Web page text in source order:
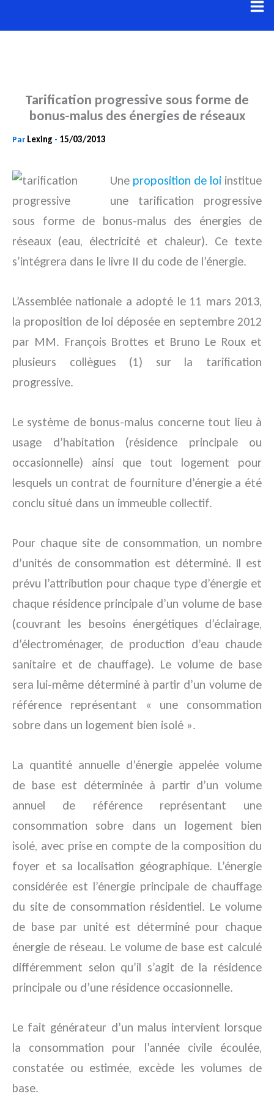
au
Tarification progressive sous forme de
bonus-malus des énergies de réseaux
Par Lexing - 15/03/2013
Une proposition de loi institue
une tarification progressive
sous forme de bonus-malus des énergies de
réseaux (eau, électricité et chaleur). Ce texte
s’intégrera dans le livre II du code de l’énergie.
L’Assemblée nationale a adopté le 11 mars 2013,
la proposition de loi déposée en septembre 2012
par MM. François Brottes et Bruno Le Roux et
plusieurs collègues (1) sur la tarification
progressive.
Le système de bonus-malus concerne tout lieu à
usage d’habitation (résidence principale ou
occasionnelle) ainsi que tout logement pour
lesquels un contrat de fourniture d’énergie a été
conclu situé dans un immeuble collectif.
Pour chaque site de consommation, un nombre
d’unités de consommation est déterminé. Il est
prévu l’attribution pour chaque type d’énergie et
chaque résidence principale d’un volume de base
(couvrant les besoins énergétiques d’éclairage,
d’électroménager, de production d’eau chaude
sanitaire et de chauffage). Le volume de base
sera lui-même déterminé à partir d’un volume de
référence représentant « une consommation
sobre dans un logement bien isolé ».
La quantité annuelle d’énergie appelée volume
de base est déterminée à partir d’un volume
annuel de référence représentant une
consommation sobre dans un logement bien
isolé, avec prise en compte de la composition du
foyer et sa localisation géographique. L’énergie
considérée est l’énergie principale de chauffage
du site de consommation résidentiel. Le volume
de base par unité est déterminé pour chaque
énergie de réseau. Le volume de base est calculé
différemment selon qu’il s’agit de la résidence
principale ou d’une résidence occasionnelle.
Le fait générateur d’un malus intervient lorsque
la consommation pour l’année civile écoulée,
constatée ou estimée, excède les volumes de
base.